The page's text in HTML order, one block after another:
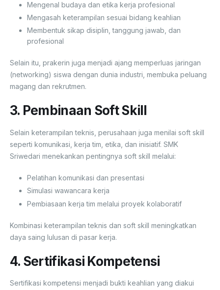
Mengenal budaya dan etika kerja profesional
Mengasah keterampilan sesuai bidang keahlian
Membentuk sikap disiplin, tanggung jawab, dan
profesional
Selain itu, prakerin juga menjadi ajang memperluas jaringan
(networking) siswa dengan dunia industri, membuka peluang
magang dan rekrutmen.
3. Pembinaan Soft Skill
Selain keterampilan teknis, perusahaan juga menilai soft skill
seperti komunikasi, kerja tim, etika, dan inisiatif. SMK
Sriwedari menekankan pentingnya soft skill melalui:
Pelatihan komunikasi dan presentasi
Simulasi wawancara kerja
Pembiasaan kerja tim melalui proyek kolaboratif
Kombinasi keterampilan teknis dan soft skill meningkatkan
daya saing lulusan di pasar kerja.
4. Sertifikasi Kompetensi
Sertifikasi kompetensi menjadi bukti keahlian yang diakui